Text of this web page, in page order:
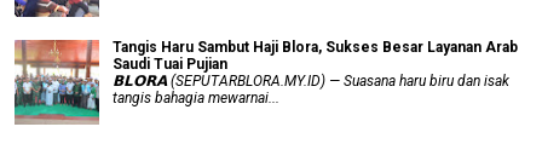
Tangis Haru Sambut Haji Blora, Sukses Besar Layanan Arab
Saudi Tuai Pujian
𝗕𝗟𝗢𝗥𝗔 (SEPUTARBLORA.MY.ID) — Suasana haru biru dan isak
tangis bahagia mewarnai...